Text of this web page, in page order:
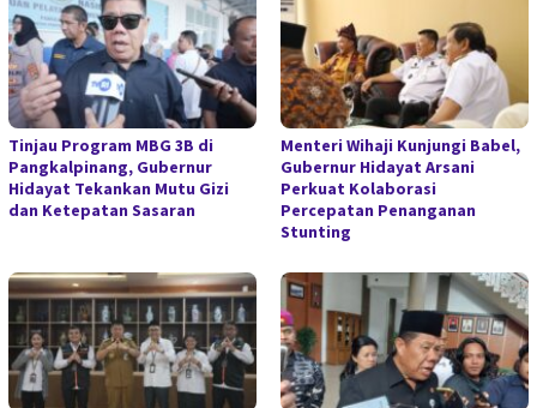
Tinjau Program MBG 3B di
Pangkalpinang, Gubernur
Hidayat Tekankan Mutu Gizi
dan Ketepatan Sasaran
Menteri Wihaji Kunjungi Babel,
Gubernur Hidayat Arsani
Perkuat Kolaborasi
Percepatan Penanganan
Stunting